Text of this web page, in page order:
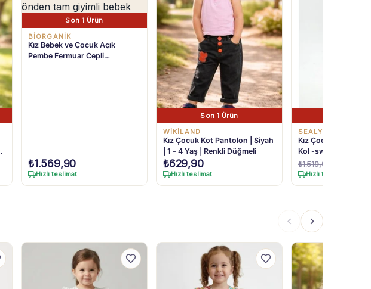
Son 1 Ürün
BIORGANIK
Kız Bebek ve Çocuk Açık
Pembe Fermuar Cepli
₺1.569,90
Hızlı teslimat
Son 1 Ürün
WİKİLAND
Kız Çocuk Kot Pantolon | Siyah
| 1 - 4 Yaş | Renkli Düğmeli
₺629,90
Hızlı teslimat
SEALY STYLE
Kız Çocuk Mickey - Kot Elbise -
Kol -sweat- Elbise
₺1.519,90
Hızlı teslimat